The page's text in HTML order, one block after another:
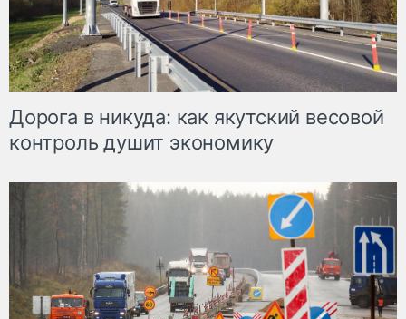
Дорога в никуда: как якутский весовой
контроль душит экономику